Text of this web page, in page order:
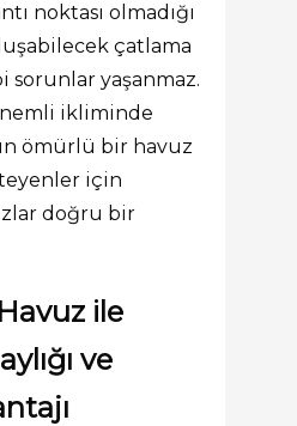
noktası olmadığı
çatlama
sorunlar yaşanmaz.
ikliminde
ömürlü bir havuz
için
doğru bir
ile
ve